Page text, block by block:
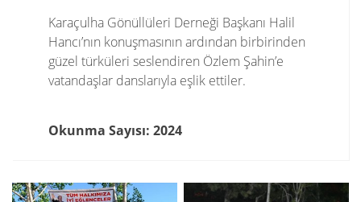
Karaçulha Gönüllüleri Derneği Başkanı Halil
Hancı’nın konuşmasının ardından birbirinden
güzel türküleri seslendiren Özlem Şahin’e
vatandaşlar danslarıyla eşlik ettiler.
Okunma Sayısı: 2024